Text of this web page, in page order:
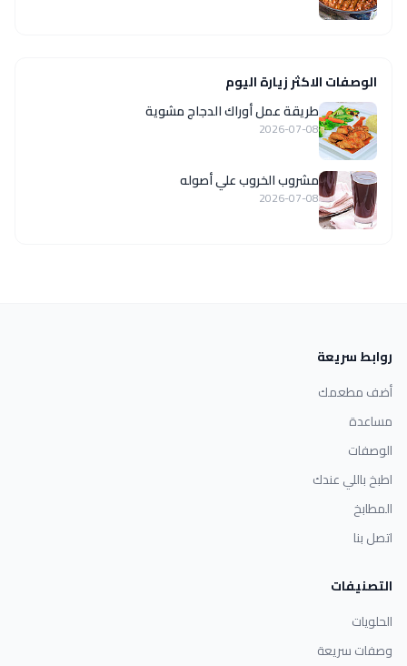
الوصفات الاكثر زيارة اليوم
طريقة عمل أوراك الدجاج مشوية
2026-07-08
مشروب الخروب علي أصوله
2026-07-08
روابط سريعة
أضف مطعمك
مساعدة
الوصفات
اطبخ باللي عندك
المطابخ
اتصل بنا
التصنيفات
الحلويات
وصفات سريعة